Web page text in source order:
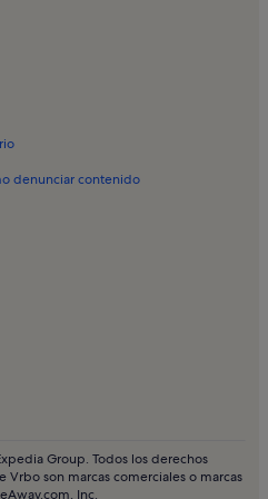
Porto Meloxo
Lavageira
Mourisca
de Confin
Grove
denunciar contenido
Group. Todos los derechos
son marcas comerciales o marcas
Inc.